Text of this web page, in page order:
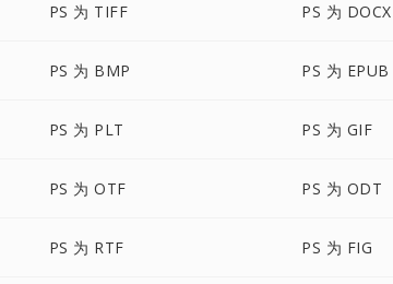
PS 为 TIFF PS 为 DOCX
PS 为 BMP PS 为 EPUB
PS 为 PLT PS 为 GIF
PS 为 OTF PS 为 ODT
PS 为 RTF PS 为 FIG